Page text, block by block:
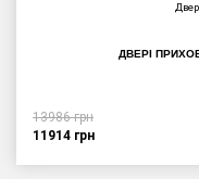
ДВЕРІ
13986грн
11914 грн